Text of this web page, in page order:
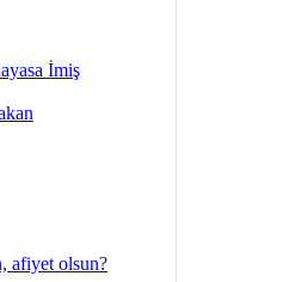
İmiş
afiyet olsun?